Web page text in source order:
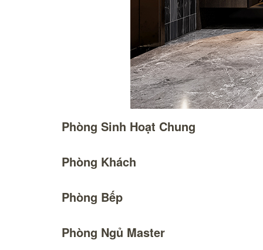
Phòng Sinh Hoạt Chung
Phòng Khách
Phòng Bếp
Phòng Ngủ Master